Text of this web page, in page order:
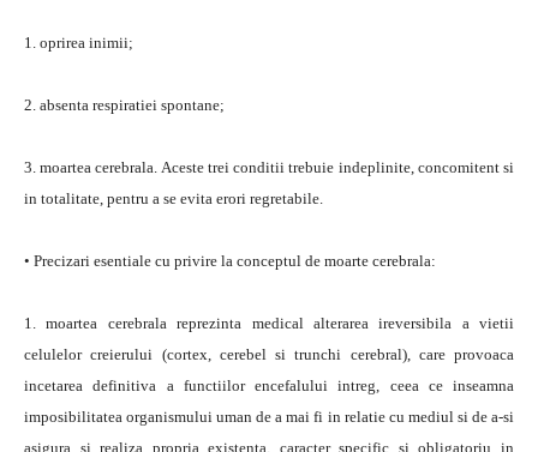
1. oprirea inimii;
2. absenta respiratiei spontane;
3. moartea cerebrala. Aceste trei conditii trebuie indeplinite, concomitent si
in totalitate, pentru a se evita erori regretabile.
• Precizari esentiale cu privire la conceptul de moarte cerebrala:
1. moartea cerebrala reprezinta medical alterarea ireversibila a vietii
celulelor creierului (cortex, cerebel si trunchi cerebral), care provoaca
incetarea definitiva a functiilor encefalului intreg, ceea ce inseamna
imposibilitatea organismului uman de a mai fi in relatie cu mediul si de a-si
asigura si realiza propria existenta, caracter specific si obligatoriu in